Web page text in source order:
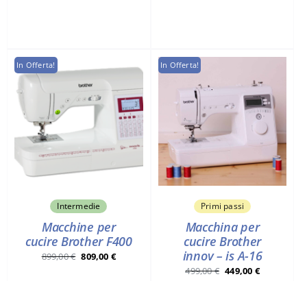
In Offerta!
Intermedie
Macchine per
cucire Brother F400
899,00€ Il
809,00 €Il
In Offerta!
Primi passi
Macchina per
cucire Brother
innov – is A-16
499,00€ Il
449,00 €Il